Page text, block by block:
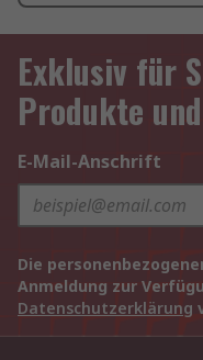
Exklusiv für
Produkte
E-Mail-Anschrift
Die
Anmeldung zur
Datenschutzerklärung